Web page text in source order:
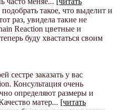
такое, что выделит и
раз, увидела такие не
Reaction цветные и
буду хвастаться своим
сестре заказать у вас
Консультация очень
определяют размеры и
матер... [читать